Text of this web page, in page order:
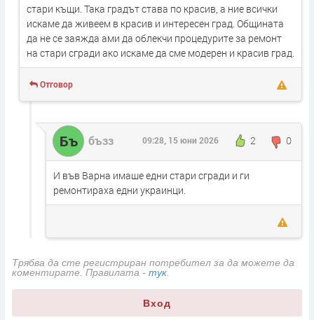
стари къщи. Така градът става по красив, а ние всички
искаме да живеем в красив и интересен град. Общината
да не се заяжда ами да облекчи процедурите за ремонт
на стари сгради ако искаме да сме модерен и красив град.
Отговор
Бъ бъзз 2 0
09:28, 15 юни 2026
И във Варна имаше едни стари сгради и ги
ремонтираха едни украинци.
Трябва да сте регистриран потребител за да можете да
коментирате. Правилата - тук
Вход